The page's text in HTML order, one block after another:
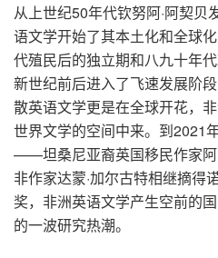
从上世纪50年代钦努阿·阿契贝
语文学开始了其本土化和全球
代殖民后的独立期和八九十年
新世纪前后进入了飞速发展阶
散英语文学更是在全球开花，
世界文学的空间中来。到2021
——坦桑尼亚裔英国移民作家阿
非作家达蒙·加尔古特相继摘得
奖，非洲英语文学产生空前的
的一波研究热潮。